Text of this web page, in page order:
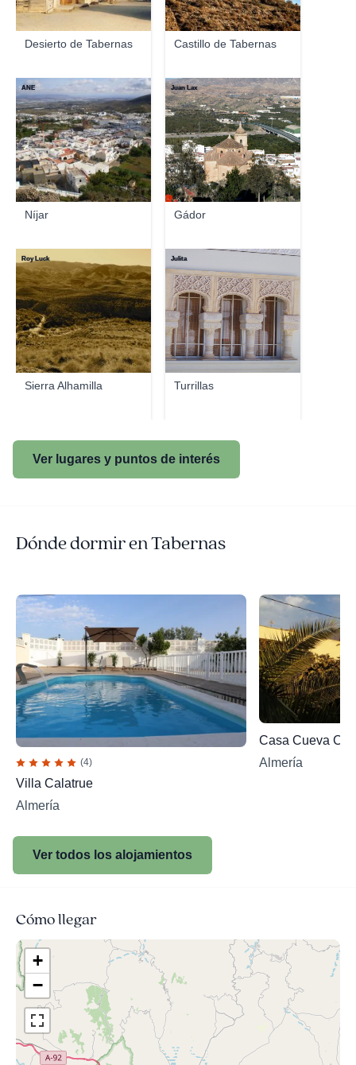
Desierto de Tabernas Castillo de Tabernas
Níjar
ANE
Gádor
Juan Lax
Sierra Alhamilla
Roy Luck
Turrillas
Julita
Ver lugares y puntos de interés
Dónde dormir en Tabernas
(4)
Villa Calatrue
Almería
Casa Cueva
Almería
Ver todos los alojamientos
Cómo llegar
+
−